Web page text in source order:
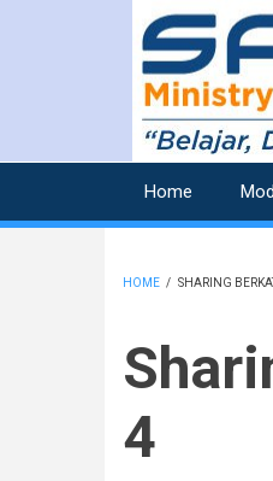
Home
HOME / SHARING
4